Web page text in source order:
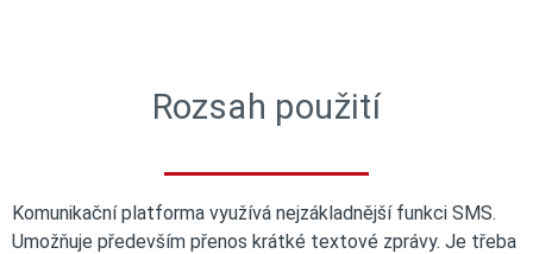
Rozsah použití
Komunikační platforma využívá nejzákladnější funkci SMS.
Umožňuje především přenos krátké textové zprávy. Je třeba